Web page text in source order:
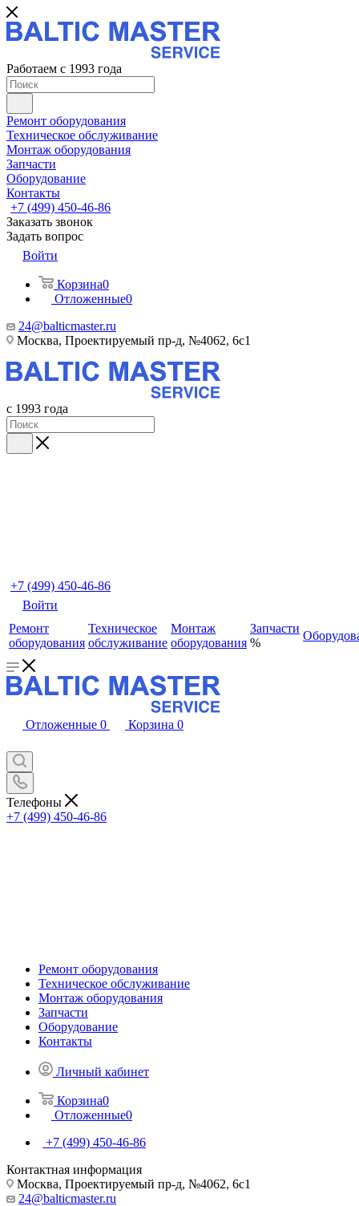
Работаем с 1993 года
Ремонт оборудования
Техническое обслуживание
Монтаж оборудования
Запчасти
Оборудование
Контакты
+7 (499) 450-46-86
Заказать звонок
Задать вопрос
Войти
Корзина0
Отложенные0
24@balticmaster.ru
Москва, Проектируемый пр-д, №4062, 6с1
с 1993 года
+7 (499) 450-46-86
Войти
Ремонт
оборудования
Техническое
обслуживание
Монтаж
оборудования
Запчасти
%
Отложенные 0 Корзина 0
Телефоны
+7 (499) 450-46-86
Ремонт оборудования
Техническое обслуживание
Монтаж оборудования
Запчасти
Оборудование
Контакты
Личный кабинет
Корзина0
Отложенные0
+7 (499) 450-46-86
Контактная информация
Москва, Проектируемый пр-д, №4062, 6с1
24@balticmaster.ru